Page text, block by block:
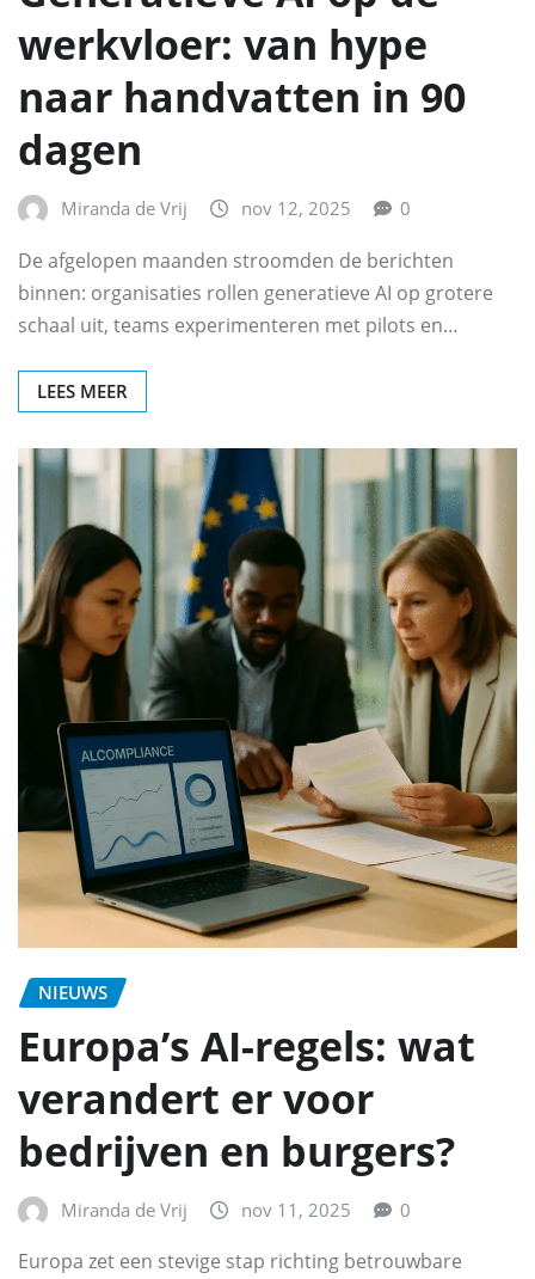
werkvloer: van hype
naar handvatten in 90
dagen
Miranda de Vrij nov 12, 2025 0
De afgelopen maanden stroomden de berichten
binnen: organisaties rollen generatieve AI op grotere
schaal uit, teams experimenteren met pilots en…
LEES MEER
NIEUWS
Europa’s AI-regels: wat
verandert er voor
bedrijven en burgers?
Miranda de Vrij nov 11, 2025 0
Europa zet een stevige stap richting betrouwbare